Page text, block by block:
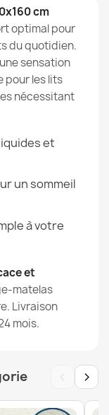
cm
cm
cm
cm
optimal pour
du quotidien.
sensation
pour les lits
nécessitant
et
un sommeil
à votre
et
matelas
Livraison
mois.
‹ ›